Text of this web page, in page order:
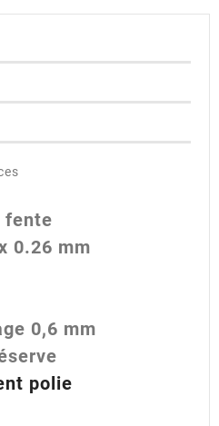
fente
0.26 mm
0,6 mm
polie